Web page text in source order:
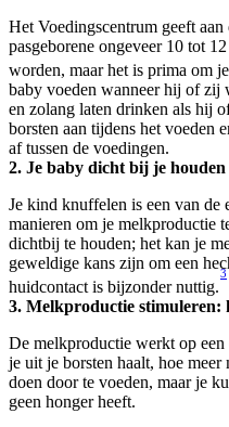
Het Voedingscentrum geeft
pasgeborene ongeveer 10 tot
worden, maar het is prima om
baby voeden wanneer hij of zij
en zolang laten drinken als hij
borsten aan tijdens het voeden
af tussen de voedingen.
2. Je baby dicht bij je houden
Je kind knuffelen is een van de
manieren om je melkproductie
dichtbij te houden; het kan je
geweldige kans zijn om een
huidcontact is bijzonder nuttig.
3
3. Melkproductie stimuleren:
De melkproductie werkt op
je uit je borsten haalt, hoe
doen door te voeden, maar je
geen honger heeft.